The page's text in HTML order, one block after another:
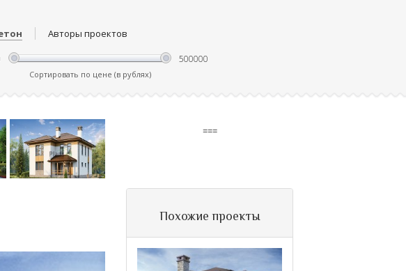
Авторы проектов
Сортировать по цене (в рублях)
===
Похожие проекты